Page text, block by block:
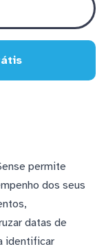
permite
dos seus
datas de
identificar